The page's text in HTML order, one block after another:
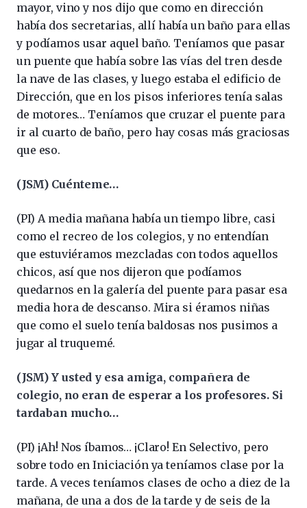
mayor, vino y nos dijo que como en dirección
había dos secretarias, allí había un baño para ellas
y podíamos usar aquel baño. Teníamos que pasar
un puente que había sobre las vías del tren desde
la nave de las clases, y luego estaba el edificio de
Dirección, que en los pisos inferiores tenía salas
de motores… Teníamos que cruzar el puente para
ir al cuarto de baño, pero hay cosas más graciosas
que eso.
(JSM) Cuénteme…
(PI) A media mañana había un tiempo libre, casi
como el recreo de los colegios, y no entendían
que estuviéramos mezcladas con todos aquellos
chicos, así que nos dijeron que podíamos
quedarnos en la galería del puente para pasar esa
media hora de descanso. Mira si éramos niñas
que como el suelo tenía baldosas nos pusimos a
jugar al truquemé.
(JSM) Y usted y esa amiga, compañera de
colegio, no eran de esperar a los profesores. Si
tardaban mucho…
(PI) ¡Ah! Nos íbamos… ¡Claro! En Selectivo, pero
sobre todo en Iniciación ya teníamos clase por la
tarde. A veces teníamos clases de ocho a diez de la
mañana, de una a dos de la tarde y de seis de la